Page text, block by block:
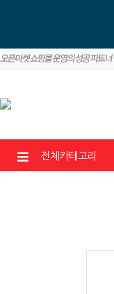
전체카테고리